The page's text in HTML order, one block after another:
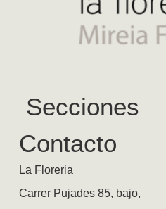
Secciones
Contacto
La Floreria
Carrer Pujades 85, bajo,